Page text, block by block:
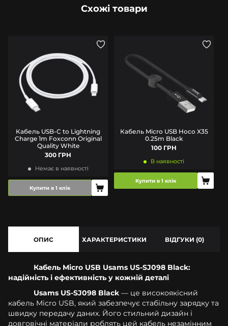
Схожі товари
Кабель USB-C to Lightning
Charge 1m Foxconn Original
Quality White
300 ГРН
Немає в наявності
Купити в 1 клік
Кабель Micro USB Hoco X35
0.25m Black
100 ГРН
В наявності
Купити в 1 клік
ОПИС ХАРАКТЕРИСТИКИ ВІДГУКИ (0)
Кабель Micro USB Usams US-SJ098 Black:
надійність і ефективність у кожній деталі
Usams US-SJ098 Black — це високоякісний
кабель Micro USB, який забезпечує стабільну зарядку та
швидку передачу даних. Його стильний дизайн і
довговічні матеріали роблять цей кабель незамінним